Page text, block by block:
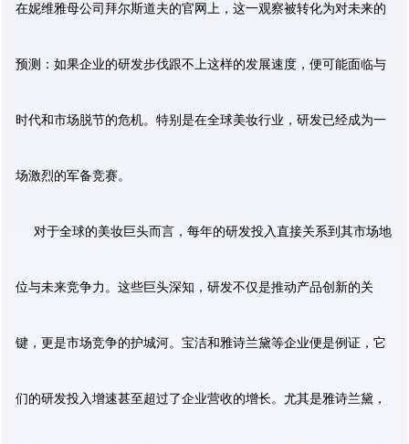
在妮维雅母公司拜尔斯道夫的官网上，这一观察被转化为对未来的
预测：如果企业的研发步伐跟不上这样的发展速度，便可能面临与
时代和市场脱节的危机。特别是在全球美妆行业，研发已经成为一
场激烈的军备竞赛。
对于全球的美妆巨头而言，每年的研发投入直接关系到其市场地
位与未来竞争力。这些巨头深知，研发不仅是推动产品创新的关
键，更是市场竞争的护城河。宝洁和雅诗兰黛等企业便是例证，它
们的研发投入增速甚至超过了企业营收的增长。尤其是雅诗兰黛，